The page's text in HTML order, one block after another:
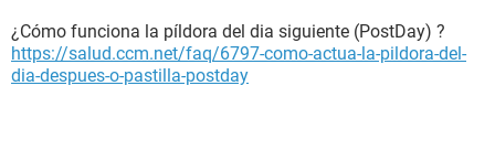
¿Cómo funciona la píldora del dia siguiente (PostDay) ?
https://salud.ccm.net/faq/6797-como-actua-la-pildora-del-
dia-despues-o-pastilla-postday